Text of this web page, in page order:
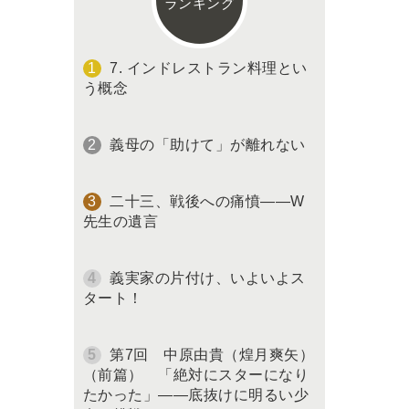
ランキング
7. インドレストラン料理とい
う概念
義母の「助けて」が離れない
二十三、戦後への痛憤――W
先生の遺言
義実家の片付け、いよいよス
タート！
第7回 中原由貴（煌月爽矢）
（前篇） 「絶対にスターになり
たかった」――底抜けに明るい少